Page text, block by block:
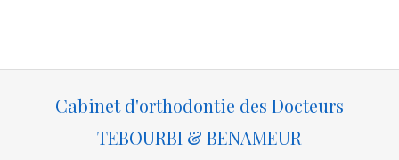
Cabinet d'orthodontie des Docteurs
TEBOURBI & BENAMEUR